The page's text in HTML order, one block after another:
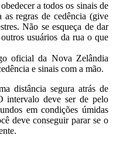
a todos os sinais de
regras de cedência (give
Não se esqueça de dar
usuários da rua o que
oficial da Nova Zelândia
e sinais com a mão.
distância segura atrás de
intervalo deve ser de pelo
em condições úmidas
deve conseguir parar se o